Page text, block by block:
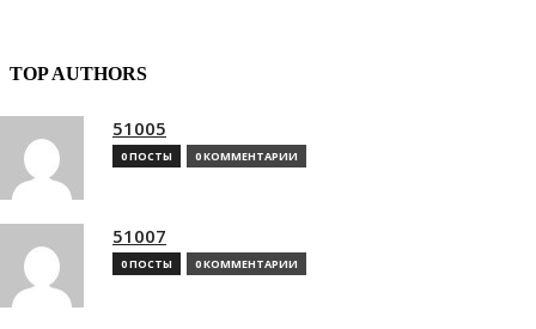
TOP AUTHORS
51005
0 ПОСТЫ 0 КОММЕНТАРИИ
51007
0 ПОСТЫ 0 КОММЕНТАРИИ